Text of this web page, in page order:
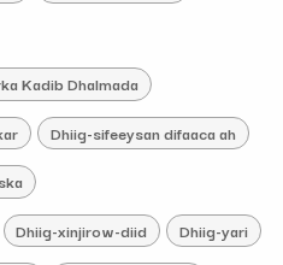
Kadib Dhalmada
Dhiig-sifeeysan difaaca ah
Dhiig-xinjirow-diid Dhiig-yari